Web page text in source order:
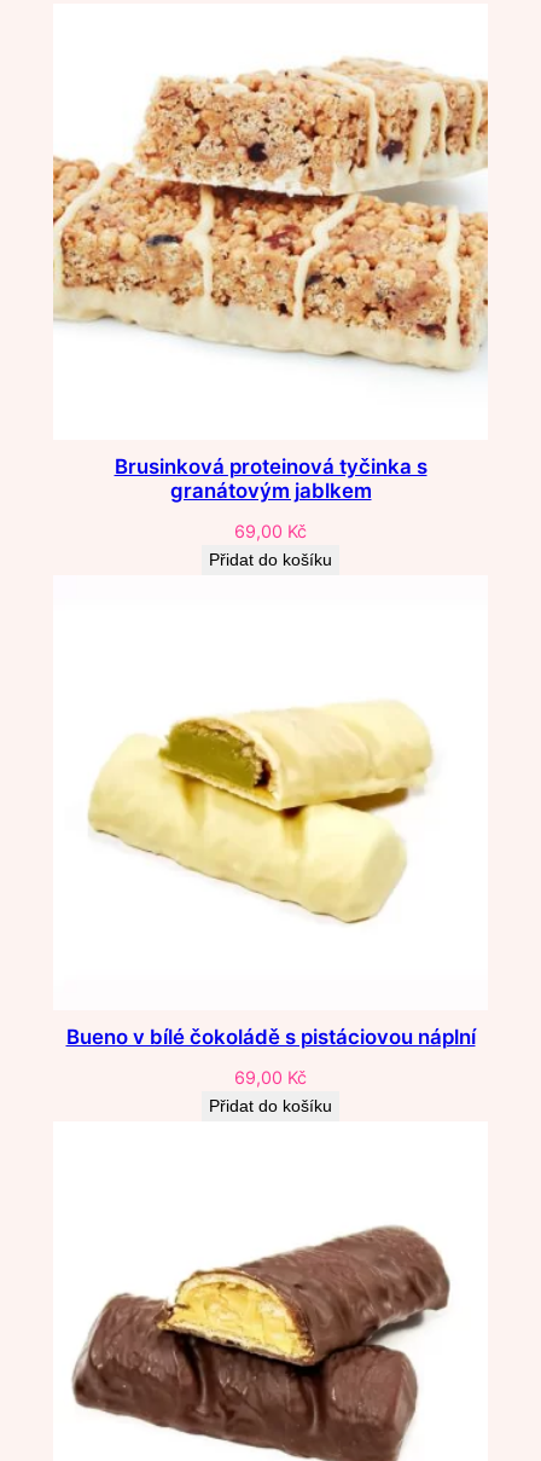
Brusinková proteinová tyčinka s
granátovým jablkem
69,00 Kč
Přidat do košíku
Bueno v bílé čokoládě s pistáciovou náplní
69,00 Kč
Přidat do košíku